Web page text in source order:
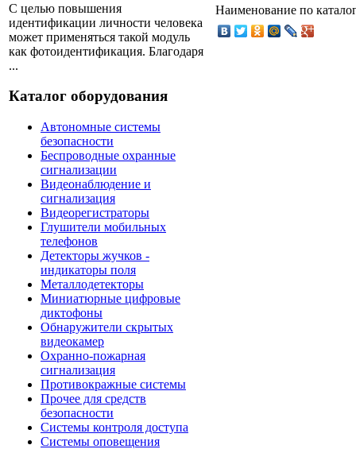
С целью повышения
идентификации личности человека
может применяться такой модуль
как фотоидентификация. Благодаря
...
Каталог оборудования
Автономные системы
безопасности
Беспроводные охранные
сигнализации
Видеонаблюдение и
сигнализация
Видеорегистраторы
Глушители мобильных
телефонов
Детекторы жучков -
индикаторы поля
Металлодетекторы
Миниатюрные цифровые
диктофоны
Обнаружители скрытых
видеокамер
Охранно-пожарная
сигнализация
Противокражные системы
Прочее для средств
безопасности
Системы контроля доступа
Системы оповещения
Наименование по